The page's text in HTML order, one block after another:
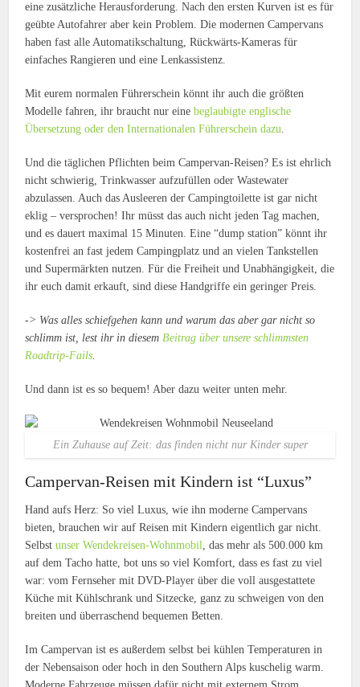
eine zusätzliche Herausforderung. Nach den ersten Kurven ist es für
geübte Autofahrer aber kein Problem. Die modernen Campervans
haben fast alle Automatikschaltung, Rückwärts-Kameras für
einfaches Rangieren und eine Lenkassistenz.
Mit eurem normalen Führerschein könnt ihr auch die größten
Modelle fahren, ihr braucht nur einebeglaubigte englische
Übersetzung oder den Internationalen Führerschein dazu.
Und die täglichen Pflichten beim Campervan-Reisen? Es ist ehrlich
nicht schwierig, Trinkwasser aufzufüllen oder Wastewater
abzulassen. Auch das Ausleeren der Campingtoilette ist gar nicht
eklig – versprochen! Ihr müsst das auch nicht jeden Tag machen,
und es dauert maximal 15 Minuten. Eine “dump station” könnt ihr
kostenfrei an fast jedem Campingplatz und an vielen Tankstellen
und Supermärkten nutzen. Für die Freiheit und Unabhängigkeit, die
ihr euch damit erkauft, sind diese Handgriffe ein geringer Preis.
-> Was alles schiefgehen kann und warum das aber gar nicht so
schlimm ist, lest ihr in diesemBeitrag über unsere schlimmsten
Roadtrip-Fails.
Und dann ist es so bequem! Aber dazu weiter unten mehr.
Ein Zuhause auf Zeit: das finden nicht nur Kinder super
Campervan-Reisen mit Kindern ist “Luxus”
Hand aufs Herz: So viel Luxus, wie ihn moderne Campervans
bieten, brauchen wir auf Reisen mit Kindern eigentlich gar nicht.
Selbstunser Wendekreisen-Wohnmobil, das mehr als 500.000 km
auf dem Tacho hatte, bot uns so viel Komfort, dass es fast zu viel
war: vom Fernseher mit DVD-Player über die voll ausgestattete
Küche mit Kühlschrank und Sitzecke, ganz zu schweigen von den
breiten und überraschend bequemen Betten.
Im Campervan ist es außerdem selbst bei kühlen Temperaturen in
der Nebensaison oder hoch in den Southern Alps kuschelig warm.